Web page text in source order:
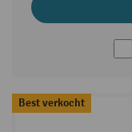
Best verkocht